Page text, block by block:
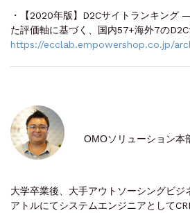
・【2020年版】D2Cサイトランキング
た評価軸に基づく、国内57+海外7の
https://ecclab.empowershop.co.jp/
OMOソリューション本
大学卒業後、大手アウトソーシングビジ
アトルにてシステムエンジニアとして